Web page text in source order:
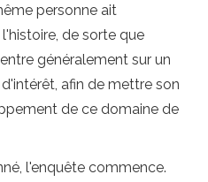
personne ait
de sorte que
généralement sur un
afin de mettre son
de ce domaine de
l'enquête commence.